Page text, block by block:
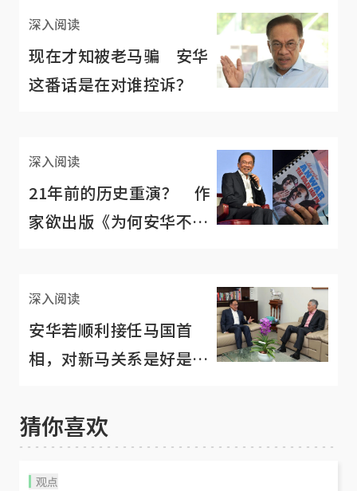
深入阅读
现在才知被老马骗 安华
这番话是在对谁控诉？
深入阅读
21年前的历史重演？ 作
家欲出版《为何安华不能
深入阅读
安华若顺利接任马国首
相，对新马关系是好是
猜你喜欢
观点